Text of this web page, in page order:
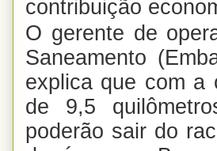
contribuição
O gerente de
Saneamento
explica que com a
de 9,5
poderão sair do